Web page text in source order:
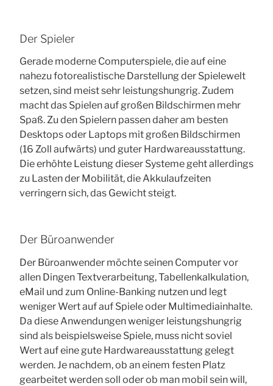
Der Spieler
Gerade moderne Computerspiele, die auf eine
nahezu fotorealistische Darstellung der Spielewelt
setzen, sind meist sehr leistungshungrig. Zudem
macht das Spielen auf großen Bildschirmen mehr
Spaß. Zu den Spielern passen daher am besten
Desktops oder Laptops mit großen Bildschirmen
(16 Zoll aufwärts) und guter Hardwareausstattung.
Die erhöhte Leistung dieser Systeme geht allerdings
zu Lasten der Mobilität, die Akkulaufzeiten
verringern sich, das Gewicht steigt.
Der Büroanwender
Der Büroanwender möchte seinen Computer vor
allen Dingen Textverarbeitung, Tabellenkalkulation,
eMail und zum Online-Banking nutzen und legt
weniger Wert auf auf Spiele oder Multimediainhalte.
Da diese Anwendungen weniger leistungshungrig
sind als beispielsweise Spiele, muss nicht soviel
Wert auf eine gute Hardwareausstattung gelegt
werden. Je nachdem, ob an einem festen Platz
gearbeitet werden soll oder ob man mobil sein will,